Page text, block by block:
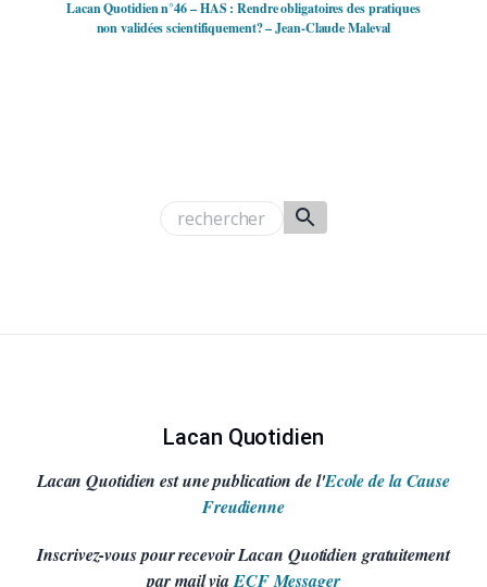
Lacan Quotidien n°46 – HAS : Rendre obligatoires des pratiques
non validées scientifiquement? – Jean-Claude Maleval
Lacan Quotidien
Lacan Quotidien est une publication de l'Ecole de la Cause
Freudienne
Inscrivez-vous pour recevoir Lacan Quotidien gratuitement
par mail viaECF Messager